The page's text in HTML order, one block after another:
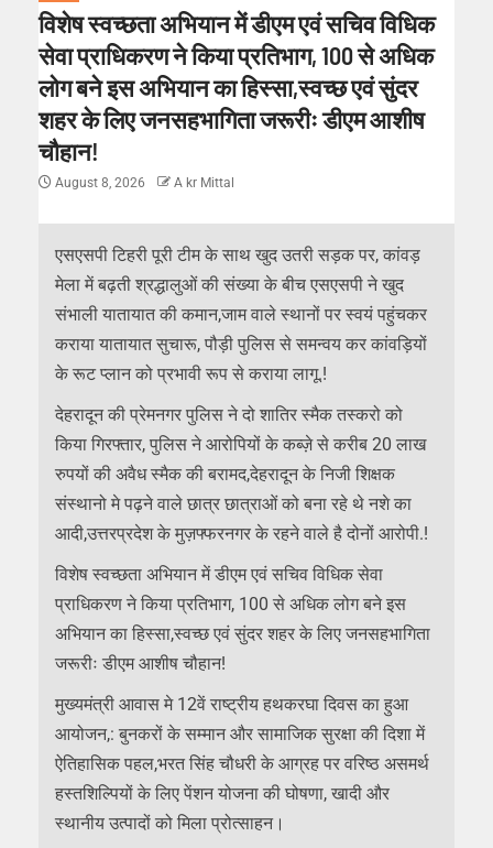
विशेष स्वच्छता अभियान में डीएम एवं सचिव विधिक
सेवा प्राधिकरण ने किया प्रतिभाग, 100 से अधिक
लोग बने इस अभियान का हिस्सा,स्वच्छ एवं सुंदर
शहर के लिए जनसहभागिता जरूरीः डीएम आशीष
चौहान!
August 8, 2026 A kr Mittal
एसएसपी टिहरी पूरी टीम के साथ खुद उतरी सड़क पर, कांवड़
मेला में बढ़ती श्रद्धालुओं की संख्या के बीच एसएसपी ने खुद
संभाली यातायात की कमान,जाम वाले स्थानों पर स्वयं पहुंचकर
कराया यातायात सुचारू, पौड़ी पुलिस से समन्वय कर कांवड़ियों
के रूट प्लान को प्रभावी रूप से कराया लागू.!
देहरादून की प्रेमनगर पुलिस ने दो शातिर स्मैक तस्करो को
किया गिरफ्तार, पुलिस ने आरोपियों के कब्ज़े से करीब 20 लाख
रुपयों की अवैध स्मैक की बरामद,देहरादून के निजी शिक्षक
संस्थानो मे पढ़ने वाले छात्र छात्राओं को बना रहे थे नशे का
आदी,उत्तरप्रदेश के मुज़फ्फरनगर के रहने वाले है दोनों आरोपी.!
विशेष स्वच्छता अभियान में डीएम एवं सचिव विधिक सेवा
प्राधिकरण ने किया प्रतिभाग, 100 से अधिक लोग बने इस
अभियान का हिस्सा,स्वच्छ एवं सुंदर शहर के लिए जनसहभागिता
जरूरीः डीएम आशीष चौहान!
मुख्यमंत्री आवास मे 12वें राष्ट्रीय हथकरघा दिवस का हुआ
आयोजन,: बुनकरों के सम्मान और सामाजिक सुरक्षा की दिशा में
ऐतिहासिक पहल,भरत सिंह चौधरी के आग्रह पर वरिष्ठ असमर्थ
हस्तशिल्पियों के लिए पेंशन योजना की घोषणा, खादी और
स्थानीय उत्पादों को मिला प्रोत्साहन।